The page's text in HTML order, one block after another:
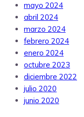
mayo 2024
abril 2024
marzo 2024
febrero 2024
enero 2024
octubre 2023
diciembre 2022
julio 2020
junio 2020